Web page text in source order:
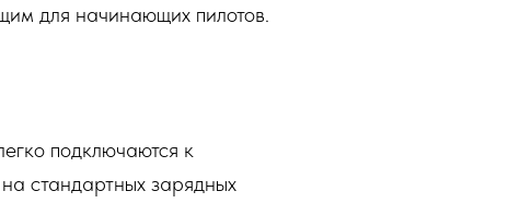
для начинающих пилотов.
подключаются к
стандартных зарядных